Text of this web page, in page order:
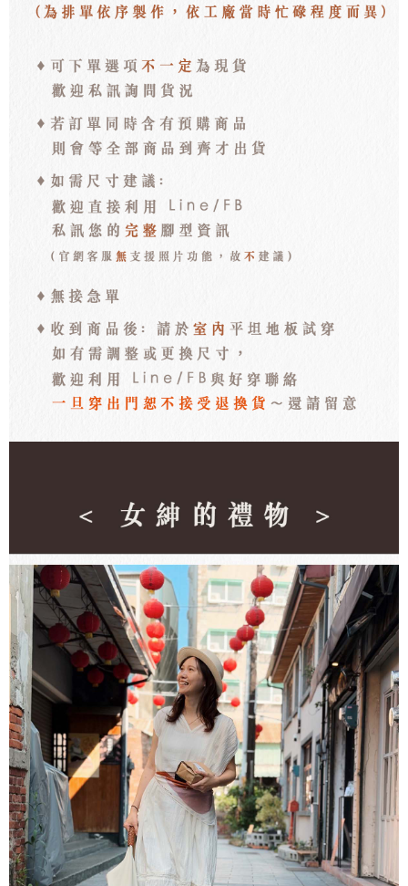
海外宅配 查看運費